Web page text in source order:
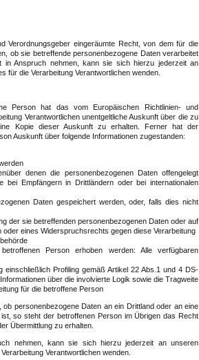
Verordnungsgeber eingeräumte Recht, von dem für die
ob sie betreffende personenbezogene Daten verarbeitet
in Anspruch nehmen, kann sie sich hierzu jederzeit an
für die Verarbeitung Verantwortlichen wenden.
Person hat das vom Europäischen Richtlinien- und
Verantwortlichen unentgeltliche Auskunft über die zu
Kopie dieser Auskunft zu erhalten. Ferner hat der
Auskunft über folgende Informationen zugestanden:
denen die personenbezogenen Daten offengelegt
Empfängern in Drittländern oder bei internationalen
Daten gespeichert werden, oder, falls dies nicht
der sie betreffenden personenbezogenen Daten oder auf
eines Widerspruchsrechts gegen diese Verarbeitung
Person erhoben werden: Alle verfügbaren
Profiling gemäß Artikel 22 Abs.1 und 4 DS-
über die involvierte Logik sowie die Tragweite
für die betroffene Person
personenbezogene Daten an ein Drittland oder an eine
so steht der betroffenen Person im Übrigen das Recht
Übermittlung zu erhalten.
nehmen, kann sie sich hierzu jederzeit an unseren
Verantwortlichen wenden.